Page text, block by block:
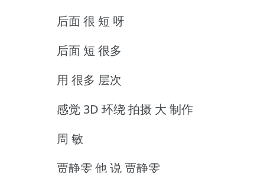
后面 很 短 呀
后面 短 很多
用 很多 层次
感觉 3D 环绕 拍摄 大 制作
周 敏
贾静雯 他 说 贾静雯